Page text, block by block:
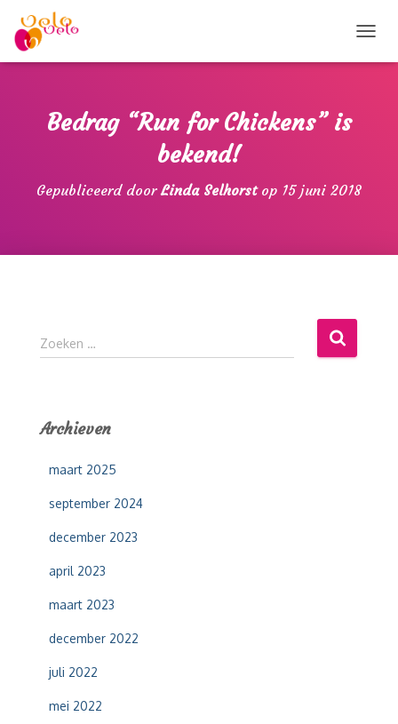
O
Bedrag “Run for Chickens” is
bekend!
Gepubliceerd doorLinda Selhorstop 15 juni 2018
Z
o
n
Zoeken …
Archieven
maart 2025
september 2024
december 2023
april 2023
maart 2023
december 2022
juli 2022
mei 2022